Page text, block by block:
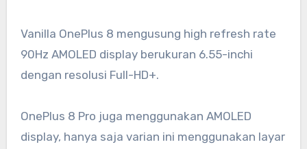
Vanilla OnePlus 8 mengusung high refresh rate
90Hz AMOLED display berukuran 6.55-inchi
dengan resolusi Full-HD+.
OnePlus 8 Pro juga menggunakan AMOLED
display, hanya saja varian ini menggunakan layar